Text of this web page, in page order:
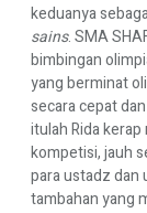
keduanya
sains. SMA
bimbingan
yang berminat
secara cepat
itulah Rida
kompetisi, jauh
para ustadz dan
tambahan yang